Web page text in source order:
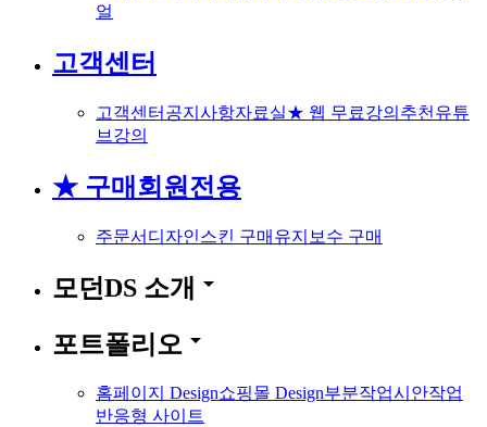
얼
고객센터
고객센터 공지사항자료실★ 웹 무료강의 추천유튜
브강의
★ 구매회원전용
주문서 디자인스킨 구매 유지보수 구매
모던DS 소개 arrow_drop_down
포트폴리오 arrow_drop_down
홈페이지 Design쇼핑몰 Design부분작업시안작업
반응형 사이트